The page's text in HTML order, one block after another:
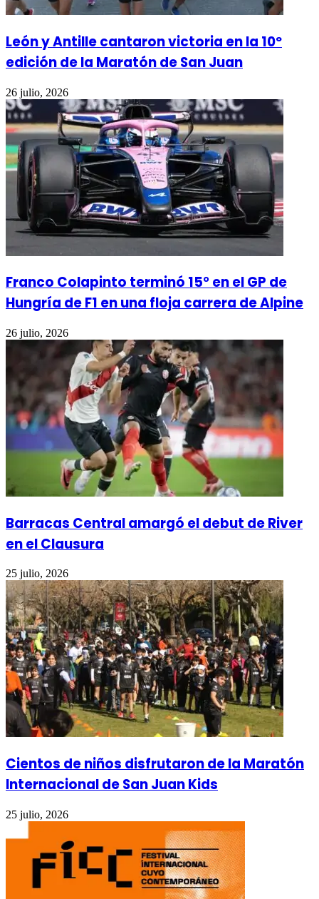
León y Antille cantaron victoria en la 10º
edición de la Maratón de San Juan
26 julio, 2026
Franco Colapinto terminó 15° en el GP de
Hungría de F1 en una floja carrera de Alpine
26 julio, 2026
Barracas Central amargó el debut de River
en el Clausura
25 julio, 2026
Cientos de niños disfrutaron de la Maratón
Internacional de San Juan Kids
25 julio, 2026